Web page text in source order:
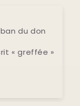
qui
pour